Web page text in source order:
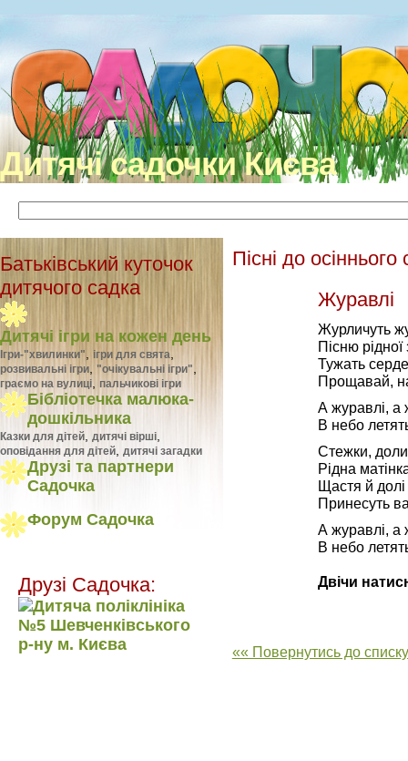
Дитячі садочки Києва
Батьківський куточок
дитячого садка
Дитячі ігри на кожен день
Ігри-"хвилинки" ігри для свята
розвивальні ігри "очікувальні ігри"
граємо на вулиці пальчикові ігри
Бібліотечка малюка-
дошкільника
Казки для дітей дитячі вірші
оповідання для дітей дитячі загадки
Друзі та партнери
Садочка
Форум Садочка
Друзі Садочка:
Пісні до осіннього
Журавлі
Журличуть
Пісню рідної
Тужать
Прощавай,
А журавлі, а
В небо
Стежки, доли
Рідна
Щастя й долі
Принесуть
А журавлі, а
В небо
Двічи
«« Повернутись до